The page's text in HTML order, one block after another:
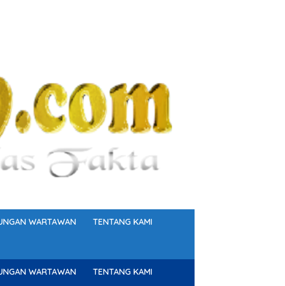
WARTAWAN TENTANG KAMI
WARTAWAN TENTANG KAMI